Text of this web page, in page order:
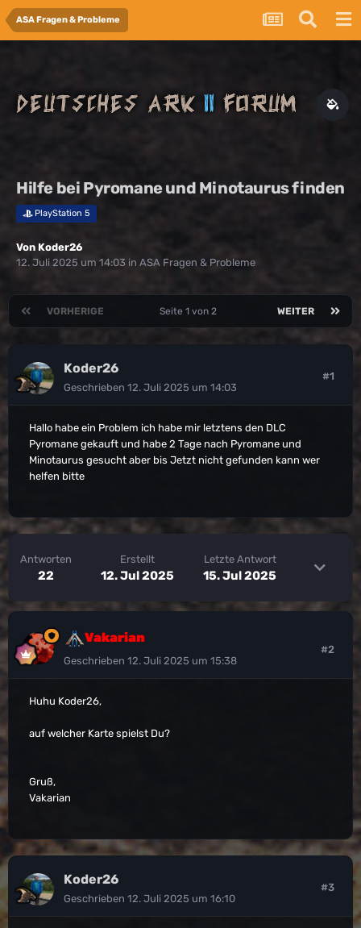
ASA Fragen & Probleme
Hilfe bei Pyromane und Minotaurus finden
PlayStation 5
Von Koder26
12. Juli 2025 um 14:03 in ASA Fragen & Probleme
VORHERIGE WEITER
Seite 1 von 2
Koder26
Geschrieben 12. Juli 2025 um 14:03
#1
Hallo habe ein Problem ich habe mir letztens den DLC
Pyromane gekauft und habe 2 Tage nach Pyromane und
Minotaurus gesucht aber bis Jetzt nicht gefunden kann wer
helfen bitte
Antworten
22
Erstellt
12. Jul 2025
Letzte Antwort
15. Jul 2025
Vakarian
Geschrieben 12. Juli 2025 um 15:38
#2
Huhu Koder26,
auf welcher Karte spielst Du?
Gruß,
Vakarian
Koder26
Geschrieben 12. Juli 2025 um 16:10
#3